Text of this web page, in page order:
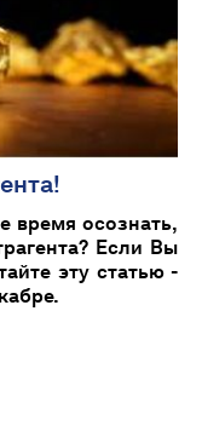
время осознать,
Если Вы
эту статью -